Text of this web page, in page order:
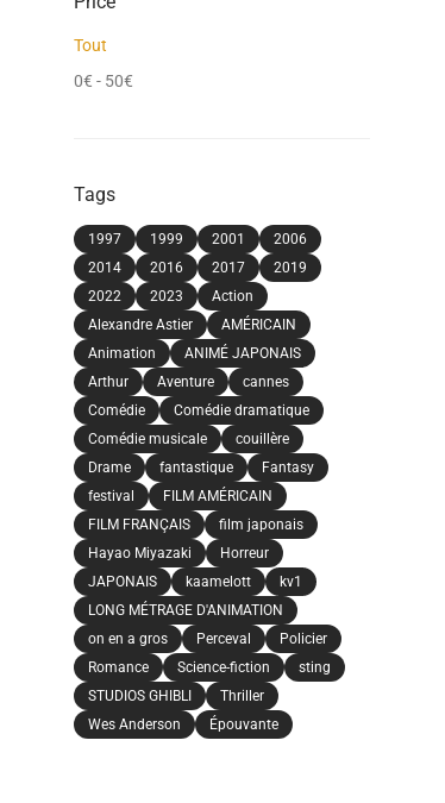
Tout
0€ - 50€
Tags
1997 1999 2001
2006
2014
2016 2017
2019
2022
2023
Action
Alexandre Astier
AMÉRICAIN
Animation
ANIMÉ JAPONAIS
Arthur
Aventure
cannes
Comédie
Comédie dramatique
Comédie musicale
couillère
Drame
fantastique
Fantasy
festival
FILM AMÉRICAIN
FILM FRANÇAIS
film japonais
Hayao Miyazaki
Horreur
JAPONAIS
kaamelott
kv1
LONG MÉTRAGE D'ANIMATION
on en a gros
Perceval
Policier
Romance
Science-fiction
sting
STUDIOS GHIBLI
Thriller
Wes Anderson
Épouvante